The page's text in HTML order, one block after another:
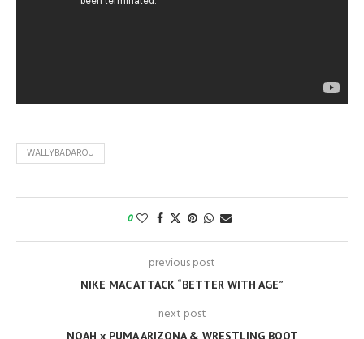
WALLYBADAROU
0
previous post
NIKE MAC ATTACK “BETTER WITH AGE”
next post
NOAH x PUMA ARIZONA & WRESTLING BOOT